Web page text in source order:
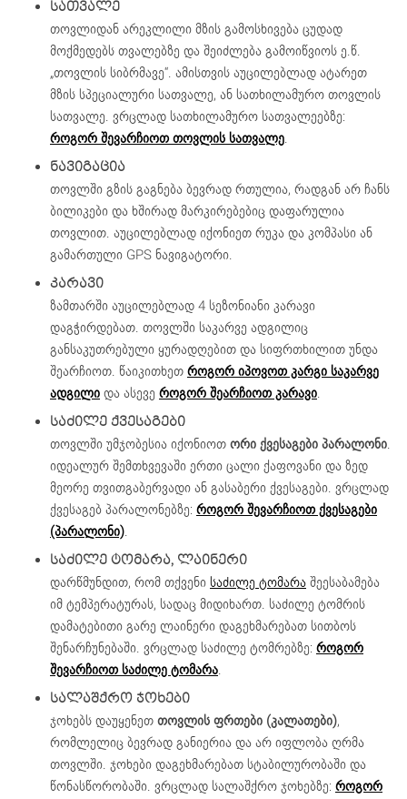
ᲡᲐᲗᲕᲐᲚᲔ
თოვლიდან არეკლილი მზის გამოსხივება ცუდად
მოქმედებს თვალებზე და შეიძლება გამოიწვიოს ე.წ.
„თოვლის სიბრმავე“. ამისთვის აუცილებლად ატარეთ
მზის სპეციალური სათვალე, ან სათხილამურო თოვლის
სათვალე. ვრცლად სათხილამურო სათვალეებზე:
როგორ შევარჩიოთ თოვლის სათვალე.
ᲜᲐᲕᲘᲒᲐᲪᲘᲐ
თოვლში გზის გაგნება ბევრად რთულია, რადგან არ ჩანს
ბილიკები და ხშირად მარკირებებიც დაფარულია
თოვლით. აუცილებლად იქონიეთ რუკა და კომპასი ან
გამართული GPS ნავიგატორი.
ᲙᲐᲠᲐᲕᲘ
ზამთარში აუცილებლად 4 სეზონიანი კარავი
დაგჭირდებათ. თოვლში საკარვე ადგილიც
განსაკუთრებული ყურადღებით და სიფრთხილით უნდა
შეარჩიოთ. წაიკითხეთ როგორ იპოვოთ კარგი საკარვე
ადგილი და ასევე როგორ შეარჩიოთ კარავი.
ᲡᲐᲫᲘᲚᲔ ᲥᲕᲔᲡᲐᲒᲔᲑᲘ
თოვლში უმჯობესია იქონიოთ ორი ქვესაგები პარალონი.
იდეალურ შემთხვევაში ერთი ცალი ქაფოვანი და ზედ
მეორე თვითგაბერვადი ან გასაბერი ქვესაგები. ვრცლად
ქვესაგებ პარალონებზე: როგორ შევარჩიოთ ქვესაგები
(პარალონი).
ᲡᲐᲫᲘᲚᲔ ᲢᲝᲛᲐᲠᲐ, ᲚᲐᲘᲜᲔᲠᲘ
დარწმუნდით, რომ თქვენი საძილე ტომარა შეესაბამება
იმ ტემპერატურას, სადაც მიდიხართ. საძილე ტომრის
დამატებითი გარე ლაინერი დაგეხმარებათ სითბოს
შენარჩუნებაში. ვრცლად საძილე ტომრებზე: როგორ
შევარჩიოთ საძილე ტომარა.
ᲡᲐᲚᲐᲨᲥᲠᲝ ᲯᲝᲮᲔᲑᲘ
ჯოხებს დაუყენეთ თოვლის ფრთები (კალათები),
რომლელიც ბევრად განიერია და არ იფლობა ღრმა
თოვლში. ჯოხები დაგეხმარებათ სტაბილურობაში და
წონასწორობაში. ვრცლად სალაშქრო ჯოხებზე: როგორ